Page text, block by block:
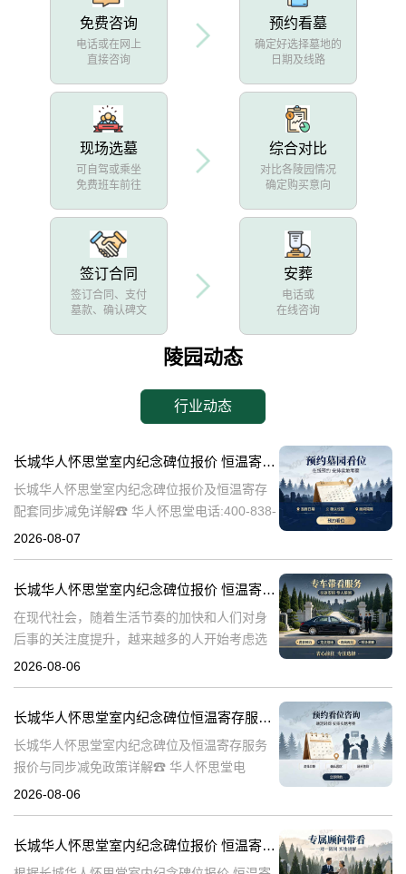
免费咨询
电话或在网上
直接咨询
预约看墓
确定好选择墓地的
日期及线路
现场选墓
可自驾或乘坐
免费班车前往
综合对比
对比各陵园情况
确定购买意向
签订合同
签订合同、支付
墓款、确认碑文
安葬
电话或
在线咨询
陵园动态
行业动态
长城华人怀思堂室内纪念碑位报价 恒温寄存配套同步减免详解
长城华人怀思堂室内纪念碑位报价及恒温寄存
配套同步减免详解☎ 华人怀思堂电话:400-838-
5063一、引言随着社会的发展和人们生活水平
2026-08-07
长城华人怀思堂室内纪念碑位报价 恒温寄存配套同步减免详解
在现代社会，随着生活节奏的加快和人们对身
后事的关注度提升，越来越多的人开始考虑选
择合适的纪念方式来表达对逝者的哀思和怀
包
2026-08-06
长城华人怀思堂室内纪念碑位恒温寄存服务报价及同步减免政策详解
长城华人怀思堂室内纪念碑位及恒温寄存服务
报价与同步减免政策详解☎ 华人怀思堂电
话:400-838-5063一、引言随着社会观念的进
2026-08-06
长城华人怀思堂室内纪念碑位报价 恒温寄存配套同步减免详解